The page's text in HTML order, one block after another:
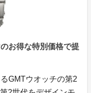
お得な特別価格で提
GMTウオッチの第2